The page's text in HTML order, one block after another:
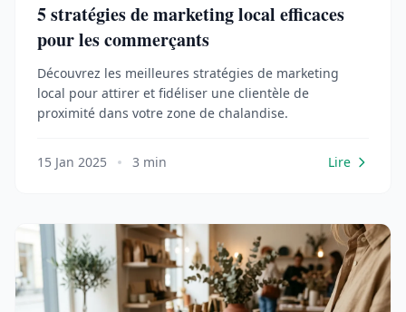
5 stratégies de marketing local efficaces
pour les commerçants
Découvrez les meilleures stratégies de marketing
local pour attirer et fidéliser une clientèle de
proximité dans votre zone de chalandise.
15 Jan 2025 3 min Lire